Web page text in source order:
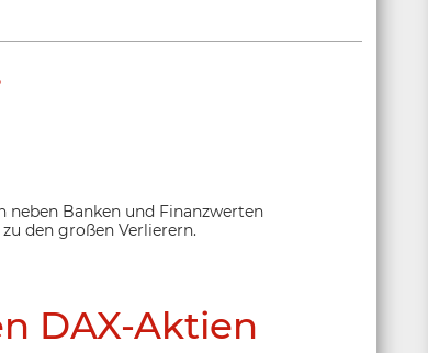
neben Banken und Finanzwerten
den großen Verlierern.
DAX-Aktien